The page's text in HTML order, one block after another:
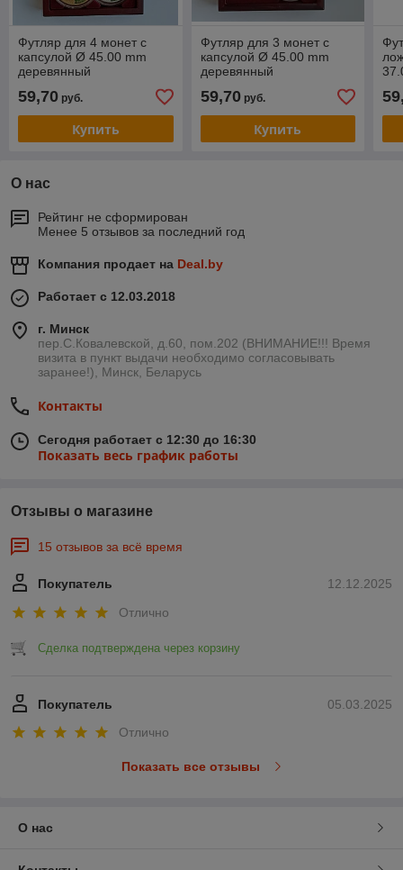
Футляр для 4 монет с
капсулой Ø 45.00 mm
деревянный
59,70 руб.
Купить
Футляр для 3 монет с
капсулой Ø 45.00 mm
деревянный
59,70руб.
Купить
О нас
Рейтинг не сформирован
Менее 5 отзывов за последний год
Компания продает на Deal.by
Работает с 12.03.2018
г. Минск
пер.С.Ковалевской, д.60, пом.202 (ВНИМАНИЕ!!! Время
визита в пункт выдачи необходимо согласовывать
заранее!), Минск, Беларусь
Контакты
Сегодня работает с 12:30 до 16:30
Показать весь график работы
Отзывы о магазине
15 отзывов за всё время
12.12.2025
Покупатель
Отлично
Сделка подтверждена через корзину
05.03.2025
Покупатель
Отлично
Показать все отзывы
О нас